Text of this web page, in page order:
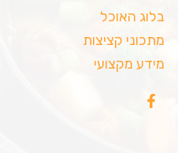
בלוג האוכל
מתכוני קציצות
מידע מקצועי